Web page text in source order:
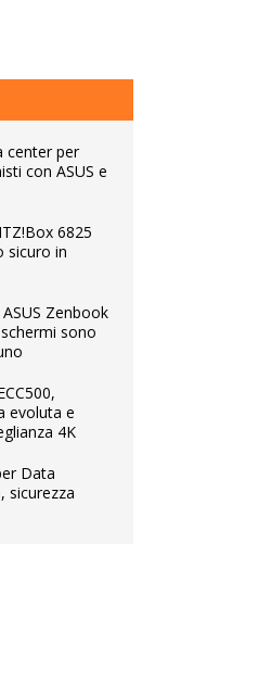
center per
con ASUS e
6825
sicuro in
Zenbook
sono
evoluta e
4K
Data
sicurezza